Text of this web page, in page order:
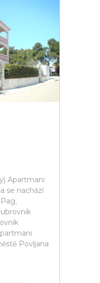
Apartmani
se nachází
Povljana